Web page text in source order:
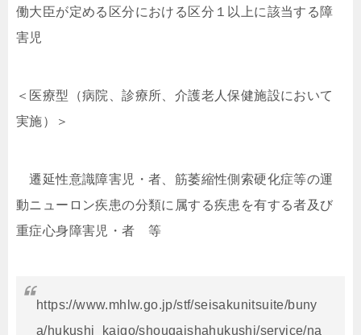
働大臣が定める区分における区分１以上に該当する障
害児
＜医療型（病院、診療所、介護老人保健施設において
実施）＞
遷延性意識障害児・者、筋萎縮性側索硬化症等の運
動ニューロン疾患の分類に属する疾患を有する者及び
重症心身障害児・者 等
https://www.mhlw.go.jp/stf/seisakunitsuite/buny
a/hukushi_kaigo/shougaishahukushi/service/na